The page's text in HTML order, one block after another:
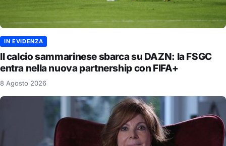
IN EVIDENZA
Il calcio sammarinese sbarca su DAZN: la FSGC
entra nella nuova partnership con FIFA+
8 Agosto 2026